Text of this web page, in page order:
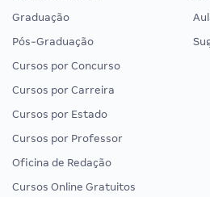
Graduação
Pós-Graduação
Cursos por Concurso
Cursos por Carreira
Cursos por Estado
Cursos por Professor
Oficina de Redação
Cursos Online Gratuitos